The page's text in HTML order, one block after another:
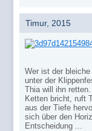
Timur, 2015
Wer ist der
unter der
Thia will ihn
Ketten bricht, ruft
aus der Tiefe
sich über den
Entscheidung ...